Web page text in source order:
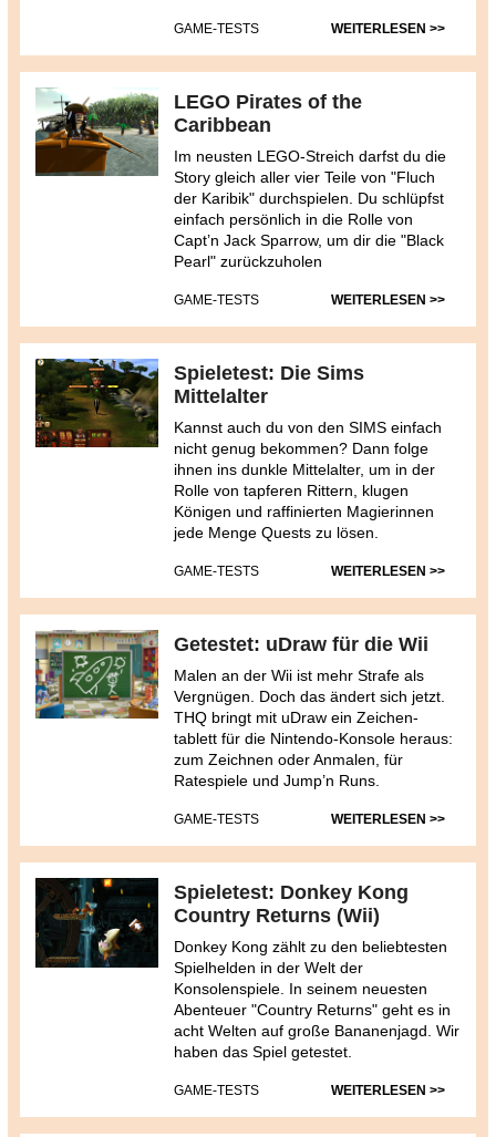
GAME-TESTS WEITERLESEN >>
LEGO Pirates of the
Caribbean
Im neusten LEGO-Streich darfst du die
Story gleich aller vier Teile von "Fluch
der Karibik" durchspielen. Du schlüpfst
einfach persönlich in die Rolle von
Capt’n Jack Sparrow, um dir die "Black
Pearl" zurückzuholen
GAME-TESTS WEITERLESEN >>
Spieletest: Die Sims
Mittelalter
Kannst auch du von den SIMS einfach
nicht genug bekommen? Dann folge
ihnen ins dunkle Mittelalter, um in der
Rolle von tapferen Rittern, klugen
Königen und raffinierten Magierinnen
jede Menge Quests zu lösen.
GAME-TESTS WEITERLESEN >>
Getestet: uDraw für die Wii
Malen an der Wii ist mehr Strafe als
Vergnügen. Doch das ändert sich jetzt.
THQ bringt mit uDraw ein Zeichen-
tablett für die Nintendo-Konsole heraus:
zum Zeichnen oder Anmalen, für
Ratespiele und Jump’n Runs.
GAME-TESTS WEITERLESEN >>
Spieletest: Donkey Kong
Country Returns (Wii)
Donkey Kong zählt zu den beliebtesten
Spielhelden in der Welt der
Konsolenspiele. In seinem neuesten
Abenteuer "Country Returns" geht es in
acht Welten auf große Bananenjagd. Wir
haben das Spiel getestet.
GAME-TESTS WEITERLESEN >>